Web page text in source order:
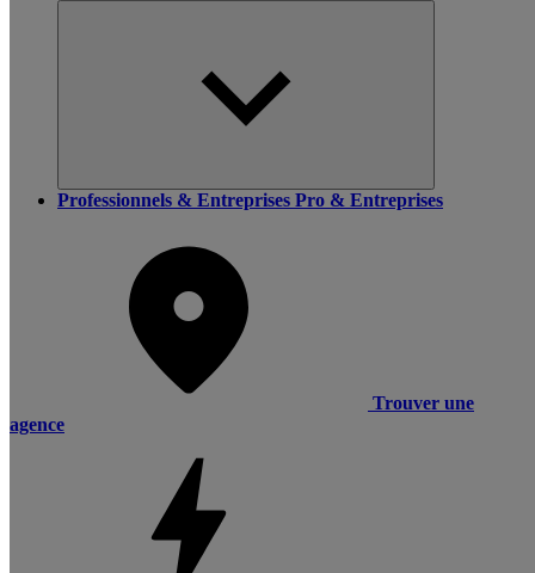
Professionnels & Entreprises Pro & Entreprises
Trouver une
agence